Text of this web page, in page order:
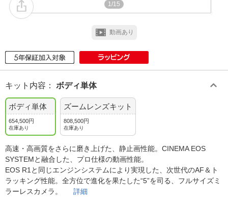
1/15
動画あり
キット内容 ： ボディ単体
ボディ単体
654,500円
在庫あり
ズームレンズキット
808,500円
在庫あり
高速・高画質をさらに磨き上げた、静止画性能。CINEMA EOS
SYSTEMと融合した、プロ仕様の動画性能。
EOS R1と同じエンジンシステムにより実現した、次世代のAF＆ト
ラッキング性能。全方位で進化を果たした“5”を司る、フルサイズミ
ラーレスカメラ。 詳細